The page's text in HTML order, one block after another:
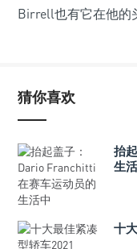
Birrell也有它在他的
猜你喜欢
抬
生
十